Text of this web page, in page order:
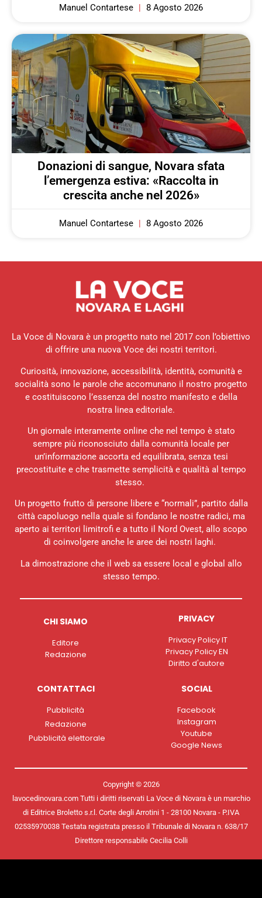
Manuel Contartese 8 Agosto 2026
Donazioni di sangue, Novara sfata
l’emergenza estiva: «Raccolta in
crescita anche nel 2026»
Manuel Contartese 8 Agosto 2026
La Voce di Novara è un progetto nato nel 2017 con l’obiettivo
di offrire una nuova Voce dei nostri territori.
Curiosità, innovazione, accessibilità, identità, comunità e
socialità sono le parole che accomunano il nostro progetto
e costituiscono l’essenza del nostro manifesto e della
nostra linea editoriale.
Un giornale interamente online che nel tempo è stato
sempre più riconosciuto dalla comunità locale per
un’informazione accorta ed equilibrata, senza tesi
precostituite e che trasmette semplicità e qualità al tempo
stesso.
Un progetto frutto di persone libere e “normali”, partito dalla
città capoluogo nella quale si fondano le nostre radici, ma
aperto ai territori limitrofi e a tutto il Nord Ovest, allo scopo
di coinvolgere anche le aree dei nostri laghi.
La dimostrazione che il web sa essere local e global allo
stesso tempo.
CHI SIAMO
Editore
Redazione
PRIVACY
Privacy Policy IT
Privacy Policy EN
Diritto d'autore
CONTATTACI
Pubblicità
Redazione
Pubblicità elettorale
SOCIAL
Facebook
Instagram
Youtube
Google News
Copyright © 2026
lavocedinovara.com Tutti i diritti riservati La Voce di Novara è un marchio
di Editrice Broletto s.r.l. Corte degli Arrotini 1 - 28100 Novara - P.IVA
02535970038 Testata registrata presso il Tribunale di Novara n. 638/17
Direttore responsabile Cecilia Colli